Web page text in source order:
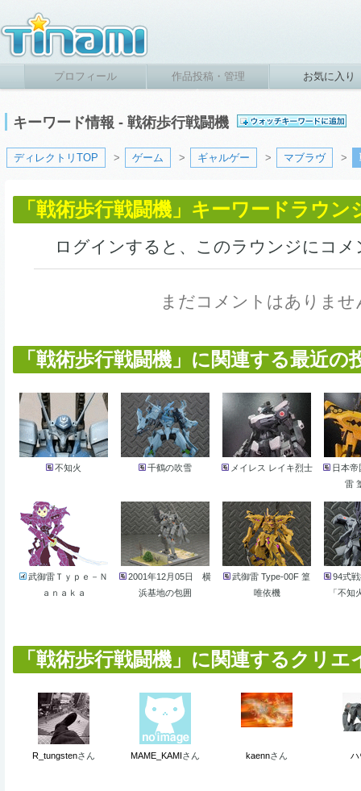
プロフィール 作品投稿・管理 お気に入り
キーワード情報 - 戦術歩行戦闘機
ディレクトリTOP > ゲーム > ギャルゲー > マブラヴ >
「戦術歩行戦闘機」キーワードラウン
ログインすると、このラウンジにコ
まだコメントはありませ
「戦術歩行戦闘機」に関連する最近の
不知火 千鶴の吹雪 メイレス レイキ烈士
日本帝
雷
武御雷Ｔｙｐｅ－Ｎ
ａｎａｋａ
2001年12月05日 横
浜基地の包囲
武御雷 Type-00F 篁
唯依機
94式
「不知
「戦術歩行戦闘機」に関連するクリエ
R_tungstenさん MAME_KAMI さん kaennさん ハ